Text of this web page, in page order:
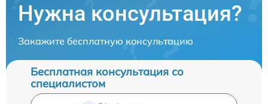
Нужна консультация?
Закажите бесплатную консультацию
Бесплатная консультация со
специалистом